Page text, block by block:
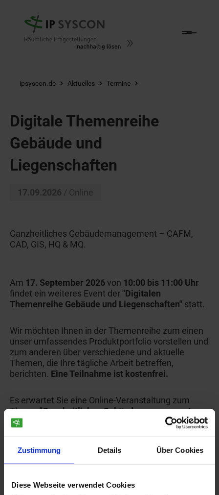
Zustimmung Details Über Cookies
Diese Webseite verwendet Cookies
ipsyscon.de Aktuelles Termine
Digitale Themenreihe
Gebäude und
Liegenschaften
17.09.2026 / Online
Ganzheitliches Gebäudemanagement – CAFM,
CAD, GIS, HQ & MQ.
Am 17. September 2026von 10:00 bis 11:00 Uhr
findet ein weiteres Event der "Digitalen
Themenreihe Gebäude und Liegenschaften" statt.
Wir möchten Ihnen in der Themenreihe zum einen
unser umfassendes Produktportfolio vorstellen und
zum anderen über verschiedene und aktuelle
Themen, die Ihre tägliche Arbeit betreffen,
berichten. Eine Teilnahme ist kostenfrei.
Es erwartet Sie eine Online-Veranstaltung zum
Thema"Ganzheitliches Gebäudemanagement –
CAFM, CAD, GIS, HQ & MQ. Rechtsicherheit -
auf unserer Eventplattform beantragen.